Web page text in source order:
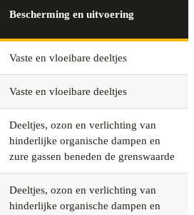
Bescherming en uitvoering
Vaste en vloeibare deeltjes
Vaste en vloeibare deeltjes
Deeltjes, ozon en verlichting van
hinderlijke organische dampen en
zure gassen beneden de grenswaarde
Deeltjes, ozon en verlichting van
hinderlijke organische dampen en